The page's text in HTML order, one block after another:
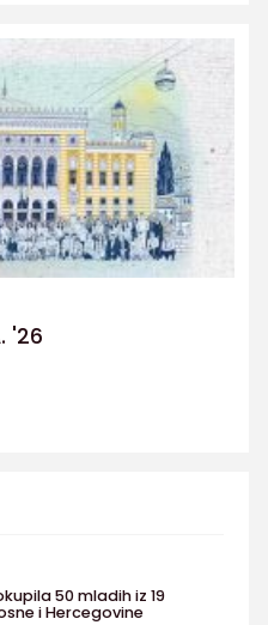
'26
50 mladih iz 19
i Hercegovine